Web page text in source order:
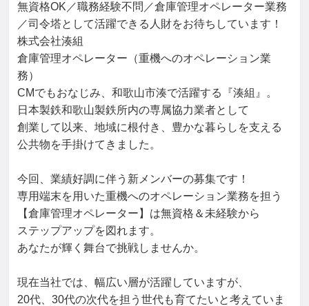
無資格OK／職務経験不問／倉庫管理オペレーター業務
／司令塔として活躍できる人財をお待ちしています！
株式会社湊組
倉庫管理オペレーター（重機へのオペレーション業
務）
CMでもおなじみ、和歌山市湊で活躍する『湊組』。
日本製鉄和歌山製鉄所内の専属協力業者として
創業して以来、地域に根付き、豊かな暮らしを支える
公共物を手掛けてきました。
今回、業績好調に伴う新メンバーの募集です！
専用端末を用いた重機へのオペレーション業務を担う
【倉庫管理オペレーター】は無資格＆未経験から
ステップアップを図れます。
あなたが輝く舞台で挑戦しませんか。
現在当社では、幅広い層が活躍していますが、
20代、30代の次代を担う世代も育てたいと考えていま